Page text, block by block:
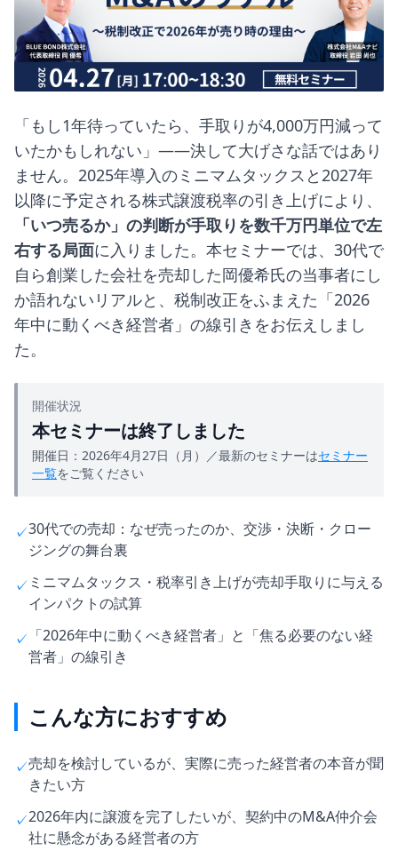
「もし1年待っていたら、手取りが4,000万円減って
いたかもしれない」——決して大げさな話ではあり
ません。2025年導入のミニマムタックスと2027年
以降に予定される株式譲渡税率の引き上げにより、
「いつ売るか」の判断が手取りを数千万円単位で左
右する局面に入りました。本セミナーでは、30代で
自ら創業した会社を売却した岡優希氏の当事者にし
か語れないリアルと、税制改正をふまえた「2026
年中に動くべき経営者」の線引きをお伝えしまし
た。
開催状況
本セミナーは終了しました
開催日：2026年4月27日（月）／最新のセミナーはセミナー
一覧をご覧ください
✓30代での売却：なぜ売ったのか、交渉・決断・クロー
ジングの舞台裏
✓ ミニマムタックス・税率引き上げが売却手取りに与える
インパクトの試算
✓ 「2026年中に動くべき経営者」と「焦る必要のない経
営者」の線引き
こんな方におすすめ
✓売却を検討しているが、実際に売った経営者の本音が聞
きたい方
✓2026年内に譲渡を完了したいが、契約中のM&A仲介会
社に懸念がある経営者の方